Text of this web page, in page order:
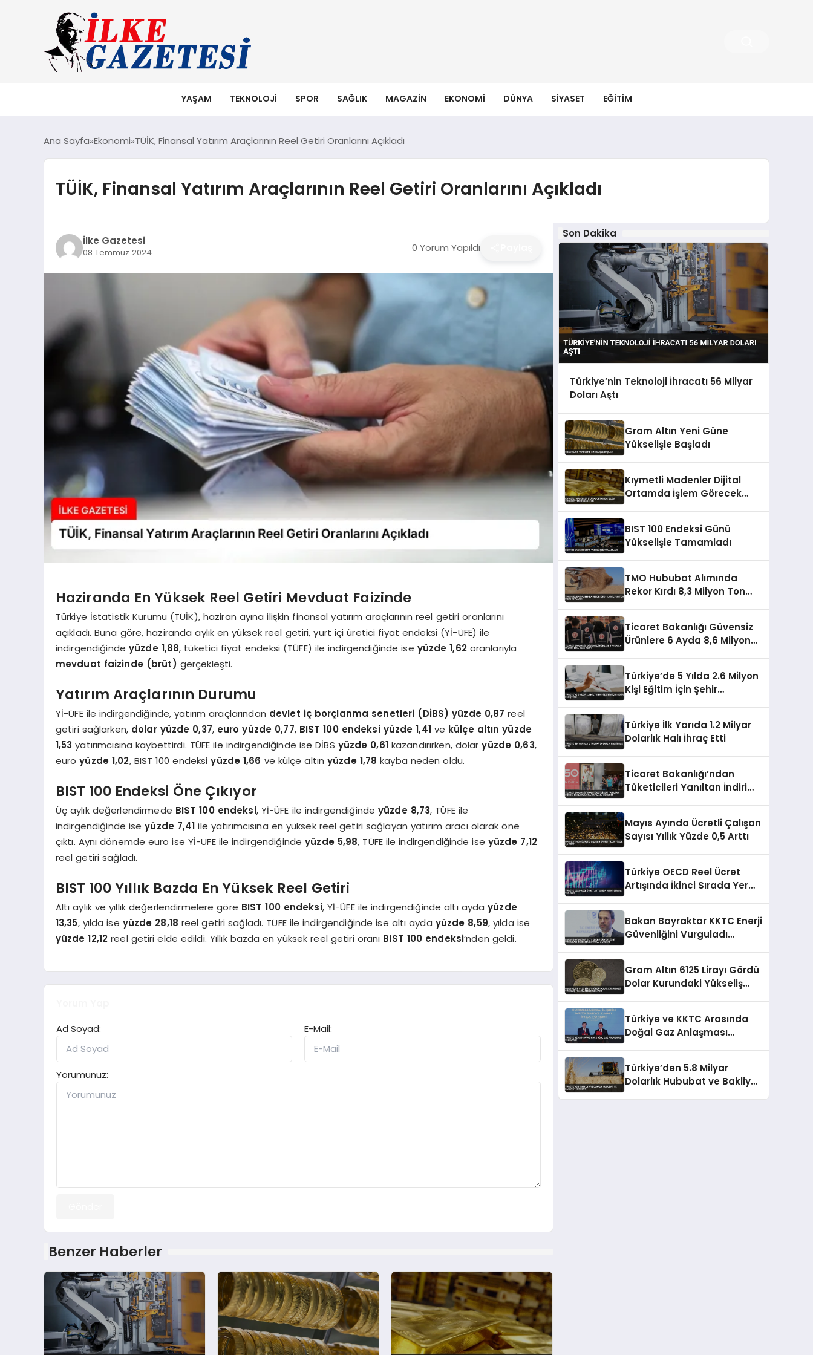
YAŞAM TEKNOLOJI SPOR SAĞLIK MAGAZIN EKONOMI DÜNYA SIYASET EĞITIM
Ana Sayfa Ekonomi TÜİK, Finansal Yatırım Araçlarının Reel Getiri Oranlarını Açıkladı
TÜİK, Finansal Yatırım Araçlarının Reel Getiri Oranlarını Açıkladı
İlke Gazetesi
08 Temmuz 2024 0 Yorum Yapıldı
Haziranda En Yüksek Reel Getiri Mevduat Faizinde
Türkiye İstatistik Kurumu (TÜİK), haziran ayına ilişkin finansal yatırım araçlarının reel getiri oranlarını
açıkladı. Buna göre, haziranda aylık en yüksek reel getiri, yurt içi üretici fiyat endeksi (Yİ-ÜFE) ile
indirgendiğinde yüzde 1,88, tüketici fiyat endeksi (TÜFE) ile indirgendiğinde ise yüzde 1,62oranlarıyla
mevduat faizinde (brüt) gerçekleşti.
Yatırım Araçlarının Durumu
Yİ-ÜFE ile indirgendiğinde, yatırım araçlarından devlet iç borçlanma senetleri (DİBS) yüzde 0,87 reel
getiri sağlarken, dolar yüzde 0,37, euro yüzde 0,77, BIST 100 endeksi yüzde 1,41ve külçe altın yüzde
1,53 yatırımcısına kaybettirdi. TÜFE ile indirgendiğinde ise DİBS yüzde 0,61kazandırırken, dolaryüzde 0,63,
euroyüzde 1,02, BIST 100 endeksiyüzde 1,66 ve külçe altınyüzde 1,78 kayba neden oldu.
BIST 100 Endeksi Öne Çıkıyor
Üç aylık değerlendirmede BIST 100 endeksi, Yİ-ÜFE ile indirgendiğindeyüzde 8,73, TÜFE ile
indirgendiğinde iseyüzde 7,41 ile yatırımcısına en yüksek reel getiri sağlayan yatırım aracı olarak öne
çıktı. Aynı dönemde euro ise Yİ-ÜFE ile indirgendiğindeyüzde 5,98, TÜFE ile indirgendiğinde ise yüzde 7,12
reel getiri sağladı.
BIST 100 Yıllık Bazda En Yüksek Reel Getiri
Altı aylık ve yıllık değerlendirmelere göre BIST 100 endeksi, Yİ-ÜFE ile indirgendiğinde altı aydayüzde
13,35, yılda ise yüzde 28,18 reel getiri sağladı. TÜFE ile indirgendiğinde ise altı ayda yüzde 8,59, yılda ise
yüzde 12,12 reel getiri elde edildi. Yıllık bazda en yüksek reel getiri oranı BIST 100 endeksi‘nden geldi.
Ad Soyad:
E-Mail:
Yorumunuz:
Benzer Haberler
Son Dakika
Türkiye’nin Teknoloji İhracatı 56 Milyar
Doları Aştı
Gram Altın Yeni Güne
Yükselişle Başladı
Kıymetli Madenler Dijital
Ortamda İşlem Görecek
BIST 100 Endeksi Günü
Yükselişle Tamamladı
TMO Hububat Alımında
Rekor Kırdı 8,3 Milyon Ton
Ticaret Bakanlığı Güvensiz
Ürünlere 6 Ayda 8,6 Milyon
Türkiye’de 5 Yılda 2.6 Milyon
Kişi Eğitim İçin Şehir
Türkiye İlk Yarıda 1.2 Milyar
Dolarlık Halı İhraç Etti
Ticaret Bakanlığı’ndan
Tüketicileri Yanıltan İndirim
Mayıs Ayında Ücretli Çalışan
Sayısı Yıllık Yüzde 0,5 Arttı
Türkiye OECD Reel Ücret
Artışında İkinci Sırada Yer
Bakan Bayraktar KKTC Enerji
Güvenliğini Vurguladı
Gram Altın 6125 Lirayı Gördü
Dolar Kurundaki Yükseliş
Türkiye ve KKTC Arasında
Doğal Gaz Anlaşması
Türkiye’den 5.8 Milyar
Dolarlık Hububat ve Bakliyat